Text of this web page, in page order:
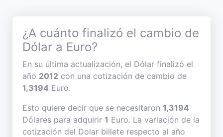
¿A cuánto finalizó el cambio de
Dólar a Euro?
En su última actualización, el Dólar finalizó el
año 2012 con una cotización de cambio de
1,3194 Euro.
Esto quiere decir que se necesitaron 1,3194
Dólares para adquirir 1 Euro. La variación de la
cotización del Dolar billete respecto al año